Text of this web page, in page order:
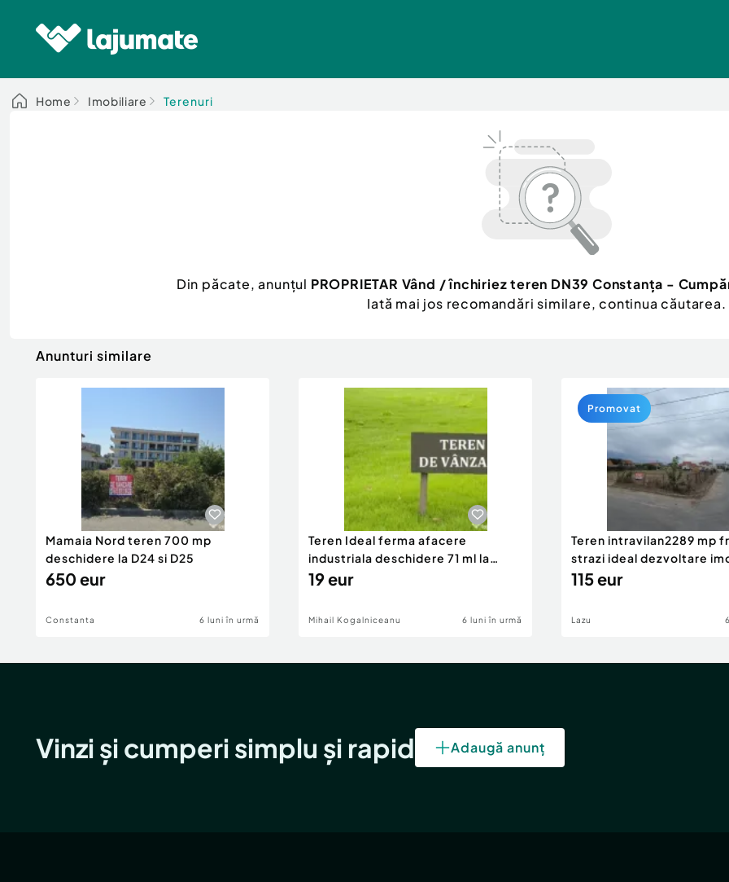
Home Imobiliare Terenuri
Din păcate, anunțul PROPRIETAR Vând / închiriez teren DN39 Constanța -
Iată mai jos recomandări similare, continua căutarea.
Anunturi similare
Mamaia Nord teren 700 mp
deschidere la D24 si D25
650 eur
Constanta 6 luni în urmă
Teren Ideal ferma afacere
industriala deschidere 71 ml la
DN2A
19 eur
Mihail Kogalniceanu 6 luni în urmă
Teren intravilan2289 mp
strazi ideal dezvoltare
115 eur
Lazu
Promovat
Vinzi și cumperi simplu și rapid Adaugă anunț